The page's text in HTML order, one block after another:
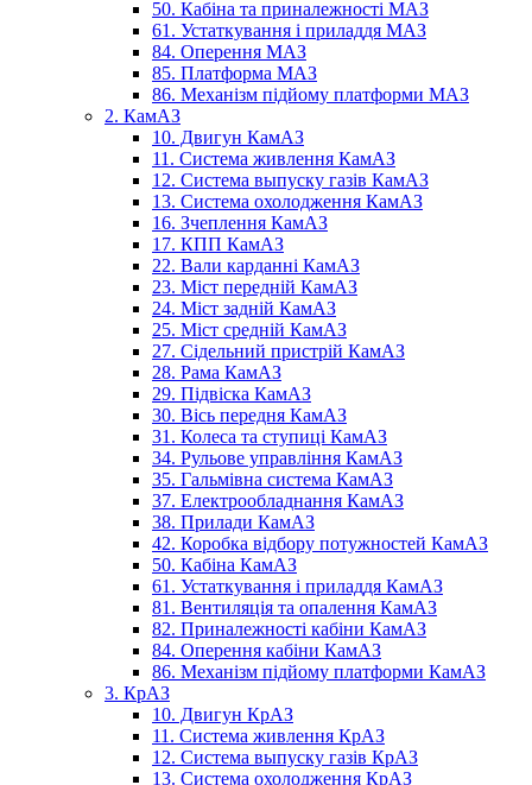
50. Кабіна та приналежності МАЗ
61. Устаткування і приладдя МАЗ
84. Оперення МАЗ
85. Платформа МАЗ
86. Механізм підйому платформи МАЗ
2. КамАЗ
10. Двигун КамАЗ
11. Система живлення КамАЗ
12. Система выпуску газів КамАЗ
13. Система охолодження КамАЗ
16. Зчеплення КамАЗ
17. КПП КамАЗ
22. Вали карданні КамАЗ
23. Міст передній КамАЗ
24. Міст задній КамАЗ
25. Міст средній КамАЗ
27. Сідельний пристрій КамАЗ
28. Рама КамАЗ
29. Підвіска КамАЗ
30. Вісь передня КамАЗ
31. Колеса та ступиці КамАЗ
34. Рульове управління КамАЗ
35. Гальмівна система КамАЗ
37. Електрообладнання КамАЗ
38. Прилади КамАЗ
42. Коробка відбору потужностей КамАЗ
50. Кабіна КамАЗ
61. Устаткування і приладдя КамАЗ
81. Вентиляція та опалення КамАЗ
82. Приналежності кабіни КамАЗ
84. Оперення кабіни КамАЗ
86. Механізм підйому платформи КамАЗ
3. КрАЗ
10. Двигун КрАЗ
11. Система живлення КрАЗ
12. Система выпуску газів КрАЗ
13. Система охолодження КрАЗ